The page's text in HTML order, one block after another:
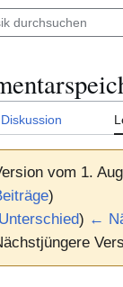
Diskussion
vom 1.
)
Unterschied) ←